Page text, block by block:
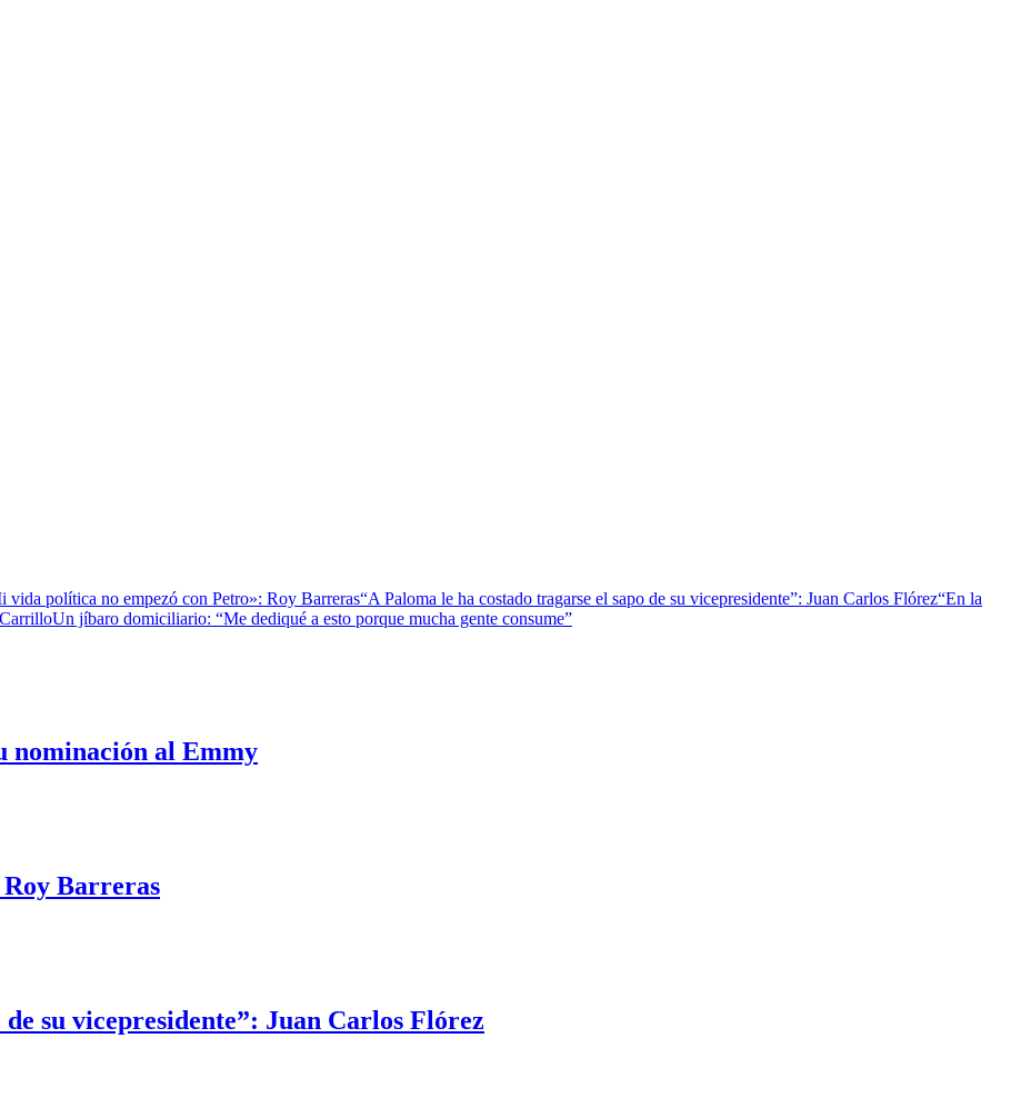
vida política no empezó con Petro»: Roy Barreras“A Paloma le ha costado tragarse el sapo de su vicepresidente”: Juan Carlos Flórez“En la
Un jíbaro domiciliario: “Me dediqué a esto porque mucha gente consume”
nominación al Emmy
Barreras
su vicepresidente”: Juan Carlos Flórez